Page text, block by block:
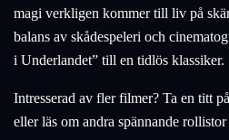
magi verkligen kommer till liv på
balans av skådespeleri och
i Underlandet” till en tidlös klassiker.
Intresserad av fler filmer? Ta en titt
eller läs om andra spännande rollistor